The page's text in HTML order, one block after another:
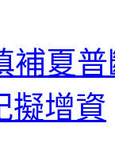
補夏
擬增資